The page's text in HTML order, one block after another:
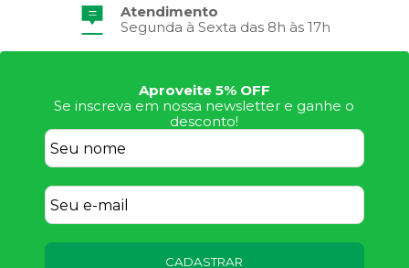
Atendimento
Segunda à Sexta das 8h às 17h
Aproveite 5% OFF
Se inscreva em nossa newsletter e ganhe o
desconto!
CADASTRAR